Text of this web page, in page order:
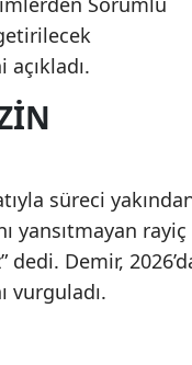
süreci
yansıtmayan rayiç
dedi. Demir,
vurguladı.